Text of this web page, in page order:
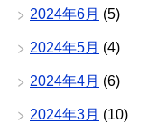
2024年6月 (5)
2024年5月 (4)
2024年4月 (6)
2024年3月 (10)